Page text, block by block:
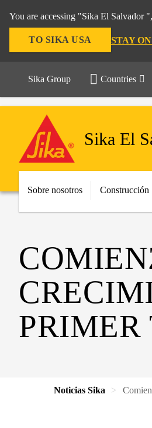
You are accessing "Sika El Salvador
TO SIKA USA STAY
Sika Group Countries
Sika El
Sobre nosotros Construcción
PRIMER
Noticias Sika